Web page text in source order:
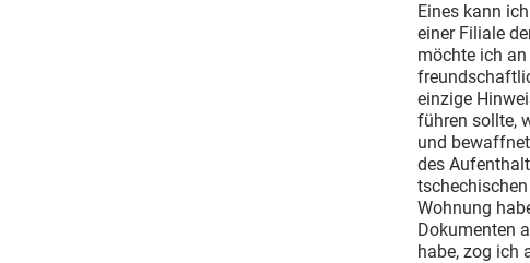
Eines kann
einer Filiale
möchte ich
einzige
führen sollte,
und
des
Wohnung
Dokumenten
habe, zog ich